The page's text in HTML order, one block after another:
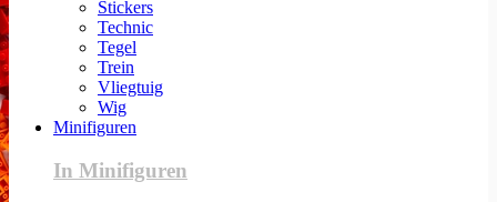
Stickers
Technic
Tegel
Trein
Vliegtuig
Wig
Minifiguren
In Minifiguren